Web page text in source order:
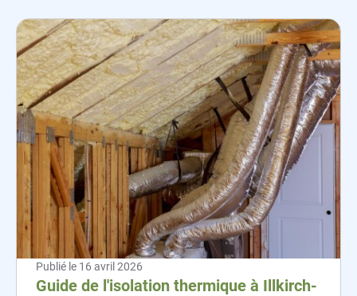
Publié le 16 avril 2026
Guide de l'isolation thermique à Illkirch-